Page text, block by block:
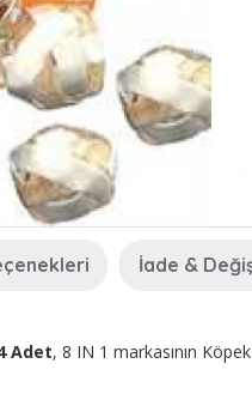
İade &
Adet, 8 IN 1 markasının